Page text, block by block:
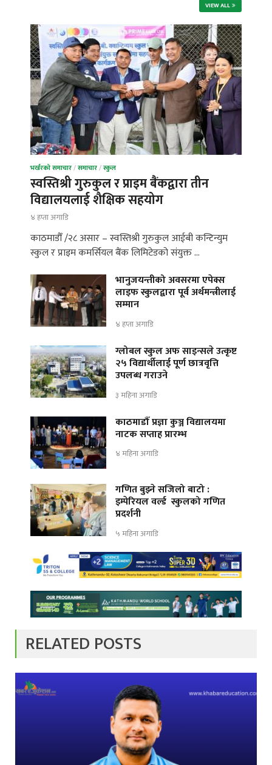
VIEW ALL
भर्खरको समाचार/समाचार/स्कुल
स्वस्तिश्री गुरुकुल र प्राइम बैंकद्वारा तीन
विद्यालयलाई शैक्षिक सहयोग
४ हप्ता अगाडि
काठमाडौँ /२८ असार – स्वस्तिश्री गुरुकुल आईबी कन्टिन्युम
स्कुल र प्राइम कमर्सियल बैंक लिमिटेडको संयुक्त …
भानुजयन्तीको अवसरमा एपेक्स
लाइफ स्कुलद्वारा पूर्व अर्थमन्त्रीलाई
सम्मान
४ हप्ता अगाडि
ग्लोबल स्कुल अफ साइन्सले उत्कृष्ट
२५ विद्यार्थीलाई पूर्ण छात्रवृत्ति
उपलब्ध गराउने
३ महिना अगाडि
काठमाडौँ प्रज्ञा कुञ्ज विद्यालयमा
नाटक सप्ताह प्रारम्भ
४ महिना अगाडि
गणित बुझ्ने सजिलो बाटो :
इम्पेरियल वर्ल्ड स्कुलको गणित
प्रदर्शनी
५ महिना अगाडि
RELATED POSTS